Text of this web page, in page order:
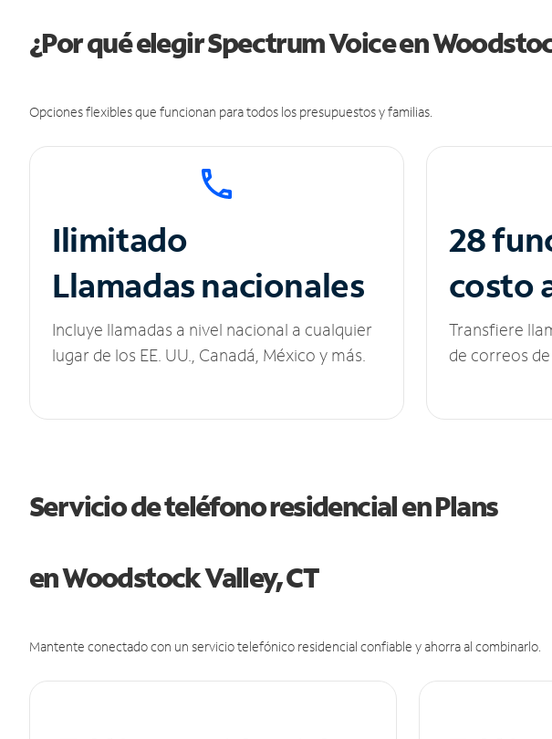
¿Por qué elegir Spectrum Voice en
Opciones flexibles que funcionan para todos los presupuestos y familias.
Ilimitado
Llamadas nacionales
Incluye llamadas a nivel nacional a cualquier
lugar de los EE. UU., Canadá, México y más.
28
costo
Transfiere
de correos
Servicio de teléfono residencial en Plans
en Woodstock Valley, CT
Mantente conectado con un servicio telefónico residencial confiable y ahorra al combinarlo.